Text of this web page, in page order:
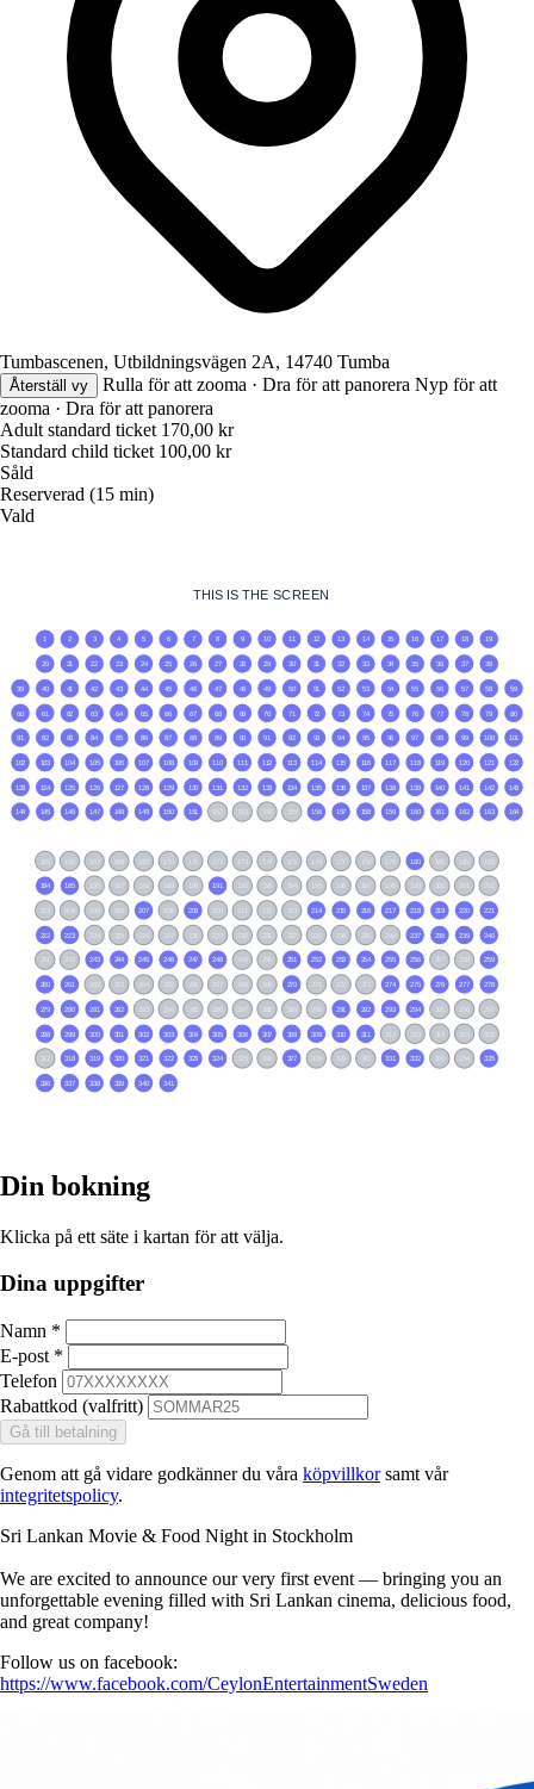
Tumbascenen, Utbildningsvägen 2A, 14740 Tumba
Återställ vy Rulla för att zooma · Dra för att panorera Nyp för att
zooma · Dra för att panorera
Adult standard ticket 170,00 kr
Standard child ticket 100,00 kr
Såld
Reserverad (15 min)
Vald
Din bokning
Klicka på ett säte i kartan för att välja.
Dina uppgifter
Namn *
E-post *
Telefon
Rabattkod (valfritt)
Gå till betalning
Genom att gå vidare godkänner du våra köpvillkorsamt vår
integritetspolicy.
Sri Lankan Movie & Food Night in Stockholm
We are excited to announce our very first event — bringing you an
unforgettable evening filled with Sri Lankan cinema, delicious food,
and great company!
Follow us on facebook:
https://www.facebook.com/CeylonEntertainmentSweden